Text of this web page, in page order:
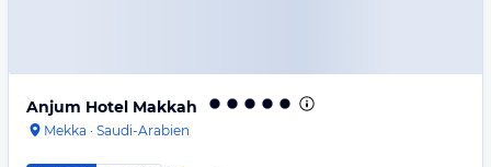
Anjum Hotel Makkah
Mekka · Saudi-Arabien